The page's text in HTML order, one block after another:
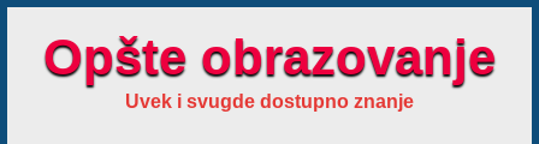
Opšte obrazovanje
Uvek i svugde dostupno znanje